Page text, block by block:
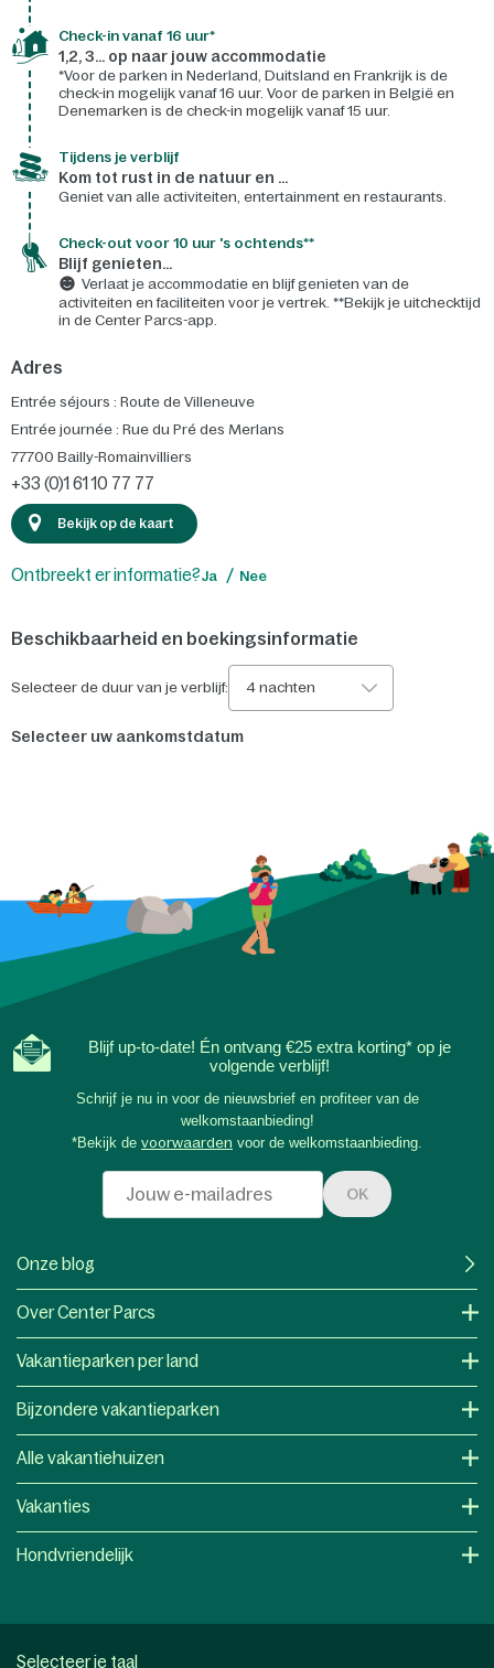
Check-in vanaf 16 uur*
1,2, 3... op naar jouw accommodatie
*Voor de parken in Nederland, Duitsland en Frankrijk is de
check-in mogelijk vanaf 16 uur. Voor de parken in België en
Denemarken is de check-in mogelijk vanaf 15 uur.
Tijdens je verblijf
Kom tot rust in de natuur en ...
Geniet van alle activiteiten, entertainment en restaurants.
Check-out voor 10 uur 's ochtends**
Blijf genieten...
Verlaat je accommodatie en blijf genieten van de
activiteiten en faciliteiten voor je vertrek. **Bekijk je uitchecktijd
in de Center Parcs-app.
Adres
Entrée séjours : Route de Villeneuve
Entrée journée : Rue du Pré des Merlans
77700 Bailly-Romainvilliers
+33 (0)1 61 10 77 77
Bekijk op de kaart
Ontbreekt er informatie?Ja Nee
Beschikbaarheid en boekingsinformatie
Selecteer de duur van je verblijf: 4 nachten
Selecteer uw aankomstdatum
Blijf up-to-date! Én ontvang €25 extra korting* op je
volgende verblijf!
Schrijf je nu in voor de nieuwsbrief en profiteer van de
welkomstaanbieding!
*Bekijk de voorwaarden voor de welkomstaanbieding.
OK
Onze blog
Over Center Parcs
Vakantieparken per land
Bijzondere vakantieparken
Alle vakantiehuizen
Vakanties
Hondvriendelijk
Selecteer je taal